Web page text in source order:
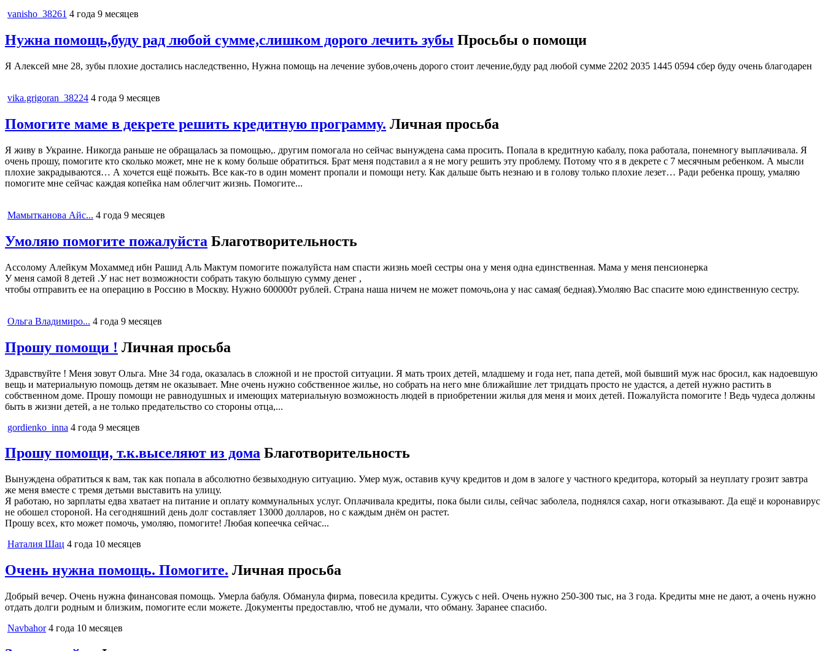
vanisho_38261 4 года 9 месяцев
Нужна помощь,буду рад любой сумме,слишком дорого лечить зубы Просьбы о помощи
Я Алексей мне 28, зубы плохие достались наследственно, Нужна помощь на лечение зубов,очень дорого стоит лечение,буду рад любой сумме 2202 2035 1445 0594 сбер буду очень благодарен
vika.grigoran_38224 4 года 9 месяцев
Помогите маме в декрете решить кредитную программу. Личная просьба
Я живу в Украине. Никогда раньше не обращалась за помощью,. другим помогала но сейчас вынуждена сама просить. Попала в кредитную кабалу, пока работала, понемногу выплачивала. Я
очень прошу, помогите кто сколько может, мне не к кому больше обратиться. Брат меня подставил а я не могу решить эту проблему. Потому что я в декрете с 7 месячным ребенком. А мысли
плохие закрадываются… А хочется ещё пожыть. Все как-то в один момент пропали и помощи нету. Как дальше быть незнаю и в голову только плохие лезет… Ради ребенка прошу, умаляю
помогите мне сейчас каждая копейка нам облегчит жизнь. Помогите...
Мамытканова Айс... 4 года 9 месяцев
Умоляю помогите пожалуйста Благотворительность
Ассолому Алейкум Мохаммед ибн Рашид Аль Мактум помогите пожалуйста нам спасти жизнь моей сестры она у меня одна единственная. Мама у меня пенсионерка
У меня самой 8 детей .У нас нет возможности собрать такую большую сумму денег ,
чтобы отправить ее на операцию в Россию в Москву. Нужно 600000т рублей. Страна наша ничем не может помочь,она у нас самая( бедная).Умоляю Вас спасите мою единственную сестру.
Ольга Владимиро... 4 года 9 месяцев
Прошу помощи ! Личная просьба
Здравствуйте ! Меня зовут Ольга. Мне 34 года, оказалась в сложной и не простой ситуации. Я мать троих детей, младшему и года нет, папа детей, мой бывший муж нас бросил, как надоевшую
вещь и материальную помощь детям не оказывает. Мне очень нужно собственное жилье, но собрать на него мне ближайшие лет тридцать просто не удастся, а детей нужно растить в
собственном доме. Прошу помощи не равнодушных и имеющих материальную возможность людей в приобретении жилья для меня и моих детей. Пожалуйста помогите ! Ведь чудеса должны
быть в жизни детей, а не только предательство со стороны отца,...
gordienko_inna 4 года 9 месяцев
Прошу помощи, т.к.выселяют из дома Благотворительность
Вынуждена обратиться к вам, так как попала в абсолютно безвыходную ситуацию. Умер муж, оставив кучу кредитов и дом в залоге у частного кредитора, который за неуплату грозит завтра
же меня вместе с тремя детьми выставить на улицу.
Я работаю, но зарплаты едва хватает на питание и оплату коммунальных услуг. Оплачивала кредиты, пока были силы, сейчас заболела, поднялся сахар, ноги отказывают. Да ещё и коронавирус
не обошел стороной. На сегодняшний день долг составляет 13000 долларов, но с каждым днём он растет.
Прошу всех, кто может помочь, умоляю, помогите! Любая копеечка сейчас...
Наталия Шац 4 года 10 месяцев
Очень нужна помощь. Помогите. Личная просьба
Добрый вечер. Очень нужна финансовая помощь. Умерла бабуля. Обманула фирма, повесила кредиты. Сужусь с ней. Очень нужно 250-300 тыс, на 3 года. Кредиты мне не дают, а очень нужно
отдать долги родным и близким, помогите если можете. Документы предоставлю, чтоб не думали, что обману. Заранее спасибо.
Navbahor 4 года 10 месяцев